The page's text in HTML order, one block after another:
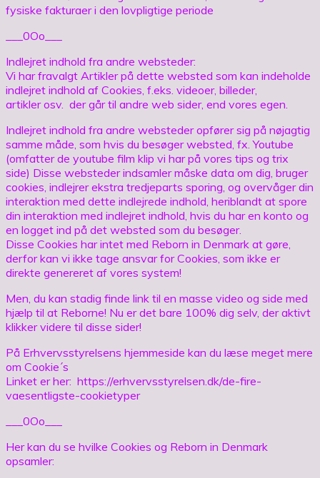
fysiske fakturaer i den lovpligtige periode
___0Oo___
Indlejret indhold fra andre websteder:
Vi har fravalgt Artikler på dette websted som kan indeholde
indlejret indhold af Cookies, f.eks. videoer, billeder,
artikler osv. der går til andre web sider, end vores egen.
Indlejret indhold fra andre websteder opfører sig på nøjagtig
samme måde, som hvis du besøger websted, fx. Youtube
(omfatter de youtube film klip vi har på vores tips og trix
side) Disse websteder indsamler måske data om dig, bruger
cookies, indlejrer ekstra tredjeparts sporing, og overvåger din
interaktion med dette indlejrede indhold, heriblandt at spore
din interaktion med indlejret indhold, hvis du har en konto og
en logget ind på det websted som du besøger.
Disse Cookies har intet med Reborn in Denmark at gøre,
derfor kan vi ikke tage ansvar for Cookies, som ikke er
direkte genereret af vores system!
Men, du kan stadig finde link til en masse video og side med
hjælp til at Reborne! Nu er det bare 100% dig selv, der aktivt
klikker videre til disse sider!
På Erhvervsstyrelsens hjemmeside kan du læse meget mere
om Cookie´s
Linket er her: https://erhvervsstyrelsen.dk/de-fire-
vaesentligste-cookietyper
___0Oo___
Her kan du se hvilke Cookies og Reborn in Denmark
opsamler: